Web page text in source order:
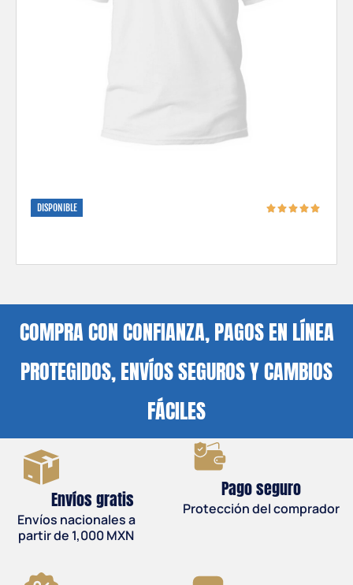
DISPONIBLE
COMPRA CON CONFIANZA, PAGOS EN LÍNEA
PROTEGIDOS, ENVÍOS SEGUROS Y CAMBIOS
FÁCILES
Envíos gratis
Envíos nacionales a
partir de 1,000 MXN
Pago seguro
Protección del comprador